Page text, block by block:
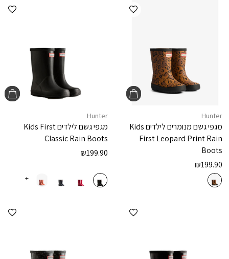
הוספה למועדפים
Hunter
מגפי גשם מנומרים לילדיםKids
First Leopard Print Rain
Boots
₪199.90
Hunter
מגפי גשם לילדיםKids First
Classic Rain Boots
₪199.90
+
הוספה למועדפים